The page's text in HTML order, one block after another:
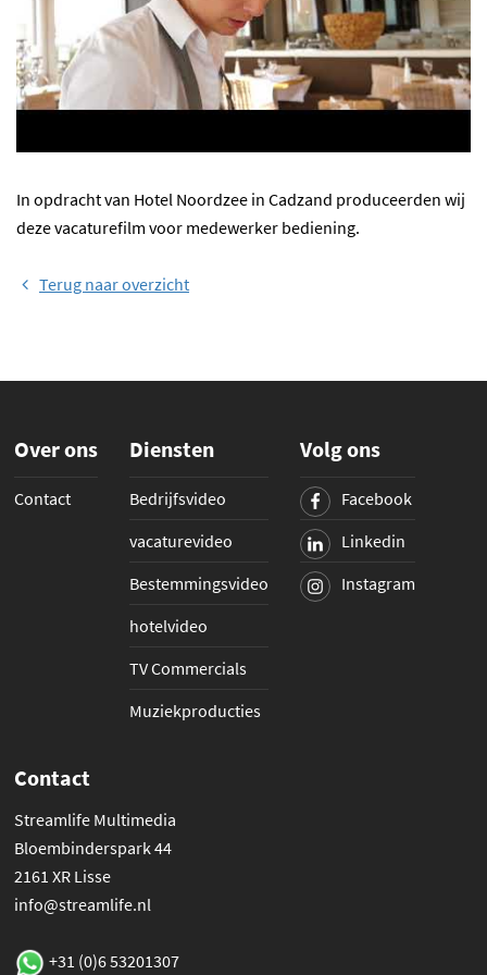
In opdracht van Hotel Noordzee in Cadzand produceerden wij
deze vacaturefilm voor medewerker bediening.
Terug naar overzicht
Over ons
Contact
Diensten
Bedrijfsvideo
vacaturevideo
Bestemmingsvideo
hotelvideo
TV Commercials
Muziekproducties
Volg ons
Facebook
Linkedin
Instagram
Contact
Streamlife Multimedia
Bloembinderspark 44
2161 XR Lisse
info@streamlife.nl
+31 (0)6 53201307